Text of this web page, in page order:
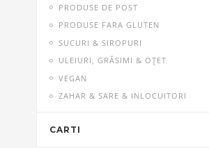
PRODUSE DE POST
PRODUSE FARA GLUTEN
SUCURI & SIROPURI
ULEIURI, GRĂSIMI & OŢET
VEGAN
ZAHAR & SARE & INLOCUITORI
CARTI